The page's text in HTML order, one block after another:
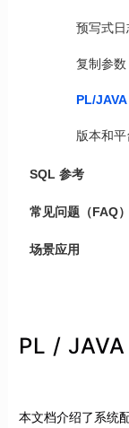
预写式日
复制参数
PL/
版本和
SQL 参考
常见问题（FAQ）
场景应用
PL /
本文档介绍了系统